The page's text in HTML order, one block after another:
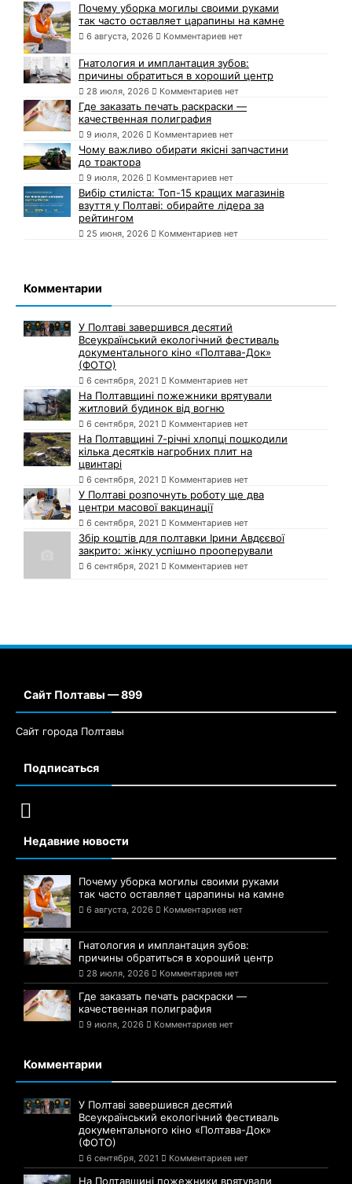
Почему уборка могилы своими руками
так часто оставляет царапины на камне
6 августа, 2026 Комментариев нет
Гнатология и имплантация зубов:
причины обратиться в хороший центр
28 июля, 2026 Комментариев нет
Где заказать печать раскраски —
качественная полиграфия
9 июля, 2026 Комментариев нет
Чому важливо обирати якісні запчастини
до трактора
9 июля, 2026 Комментариев нет
Вибір стиліста: Топ-15 кращих магазинів
взуття у Полтаві: обирайте лідера за
рейтингом
25 июня, 2026 Комментариев нет
Комментарии
У Полтаві завершився десятий
Всеукраїнський екологічний фестиваль
документального кіно «Полтава-Док»
(ФОТО)
6 сентября, 2021 Комментариев нет
На Полтавщині пожежники врятували
житловий будинок від вогню
6 сентября, 2021 Комментариев нет
На Полтавщині 7-річні хлопці пошкодили
кілька десятків нагробних плит на
цвинтарі
6 сентября, 2021 Комментариев нет
У Полтаві розпочнуть роботу ще два
центри масової вакцинації
6 сентября, 2021 Комментариев нет
Збір коштів для полтавки Ірини Авдєєвої
закрито: жінку успішно прооперували
6 сентября, 2021 Комментариев нет
Сайт Полтавы — 899
Сайт города Полтавы
Подписаться
Недавние новости
Почему уборка могилы своими руками
так часто оставляет царапины на камне
6 августа, 2026 Комментариев нет
Гнатология и имплантация зубов:
причины обратиться в хороший центр
28 июля, 2026 Комментариев нет
Где заказать печать раскраски —
качественная полиграфия
9 июля, 2026 Комментариев нет
Комментарии
У Полтаві завершився десятий
Всеукраїнський екологічний фестиваль
документального кіно «Полтава-Док»
(ФОТО)
6 сентября, 2021 Комментариев нет
На Полтавщині пожежники врятували